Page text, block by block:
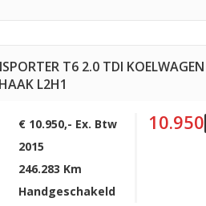
T6 2.0 TDI KOELWAGEN
L2H1
€ 10.950,- Ex. Btw
2015
246.283 Km
Handgeschakeld
10.950